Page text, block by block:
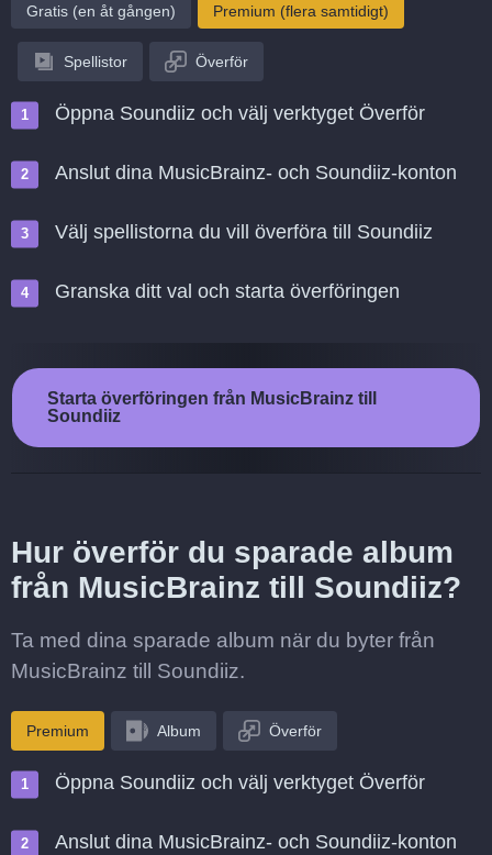
Gratis (en åt gången) Premium (flera samtidigt)
Spellistor Överför
Öppna Soundiiz och välj verktyget Överför
Anslut dina MusicBrainz- och Soundiiz-konton
Välj spellistorna du vill överföra till Soundiiz
Granska ditt val och starta överföringen
Starta överföringen från MusicBrainz till
Soundiiz
Hur överför du sparade album
från MusicBrainz till Soundiiz?
Ta med dina sparade album när du byter från
MusicBrainz till Soundiiz.
Premium Album Överför
Öppna Soundiiz och välj verktyget Överför
Anslut dina MusicBrainz- och Soundiiz-konton